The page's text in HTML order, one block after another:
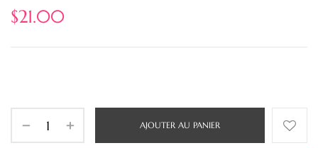
$21.00
AJOUTER AU PANIER